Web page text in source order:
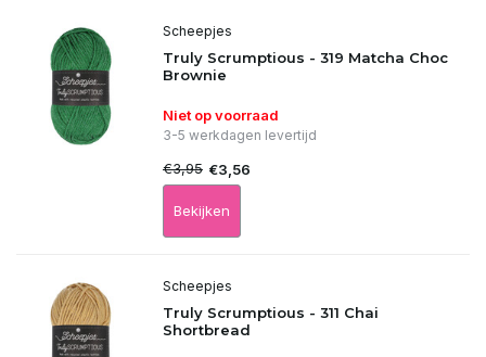
Scheepjes
Truly Scrumptious - 319 Matcha Choc
Brownie
Niet op voorraad
3-5 werkdagen levertijd
€3,95 €3,56
Bekijken
Scheepjes
Truly Scrumptious - 311 Chai
Shortbread